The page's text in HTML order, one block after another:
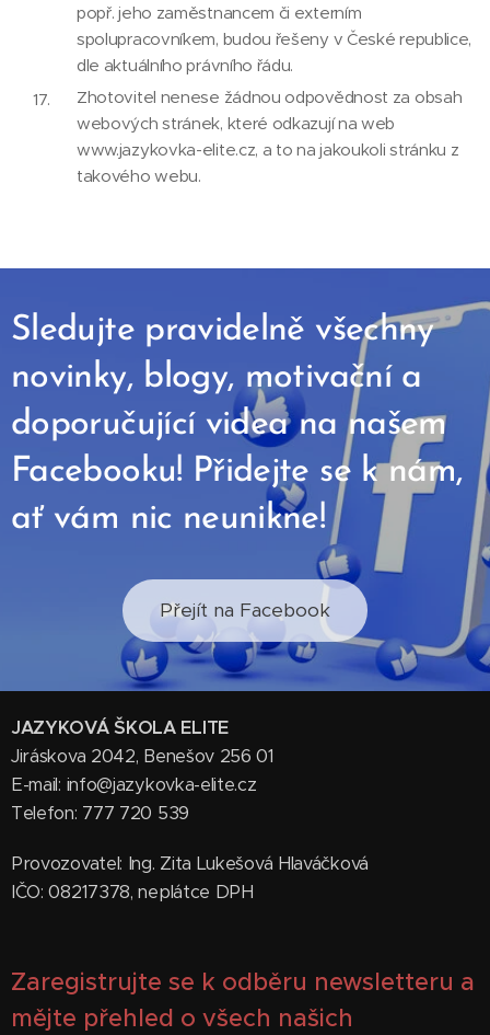
popř. jeho zaměstnancem či externím
spolupracovníkem, budou řešeny v České republice,
dle aktuálního právního řádu.
Zhotovitel nenese žádnou odpovědnost za obsah
webových stránek, které odkazují na web
www.jazykovka-elite.cz, a to na jakoukoli stránku z
takového webu.
Sledujte pravidelně všechny
novinky, blogy, motivační a
doporučující videa na našem
Facebooku! Přidejte se k nám,
ať vám nic neunikne!
Přejít na Facebook
JAZYKOVÁ ŠKOLA ELITE
Jiráskova 2042, Benešov 256 01
E-mail: info@jazykovka-elite.cz
Telefon: 777 720 539
Provozovatel: Ing. Zita Lukešová Hlaváčková
IČO: 08217378, neplátce DPH
Zaregistrujte se k odběru newsletteru a
mějte přehled o všech našich